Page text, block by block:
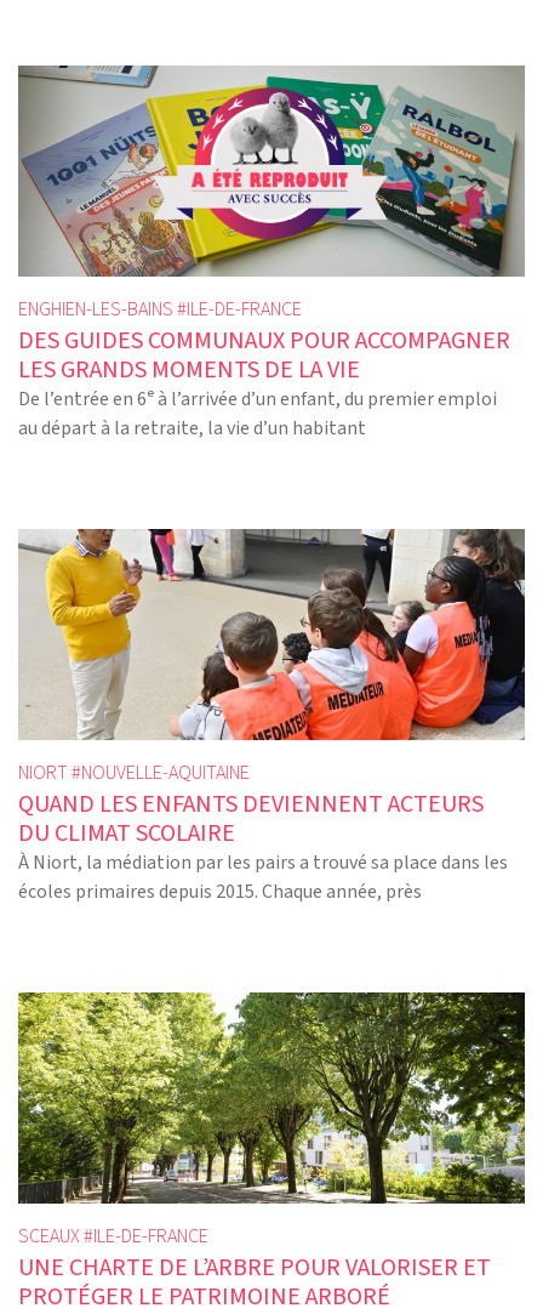
ENGHIEN-LES-BAINS #ILE-DE-FRANCE
DES GUIDES COMMUNAUX POUR ACCOMPAGNER
LES GRANDS MOMENTS DE LA VIE
De l’entrée en 6ᵉ à l’arrivée d’un enfant, du premier emploi
au départ à la retraite, la vie d’un habitant
NIORT #NOUVELLE-AQUITAINE
QUAND LES ENFANTS DEVIENNENT ACTEURS
DU CLIMAT SCOLAIRE
À Niort, la médiation par les pairs a trouvé sa place dans les
écoles primaires depuis 2015. Chaque année, près
SCEAUX #ILE-DE-FRANCE
UNE CHARTE DE L’ARBRE POUR VALORISER ET
PROTÉGER LE PATRIMOINE ARBORÉ